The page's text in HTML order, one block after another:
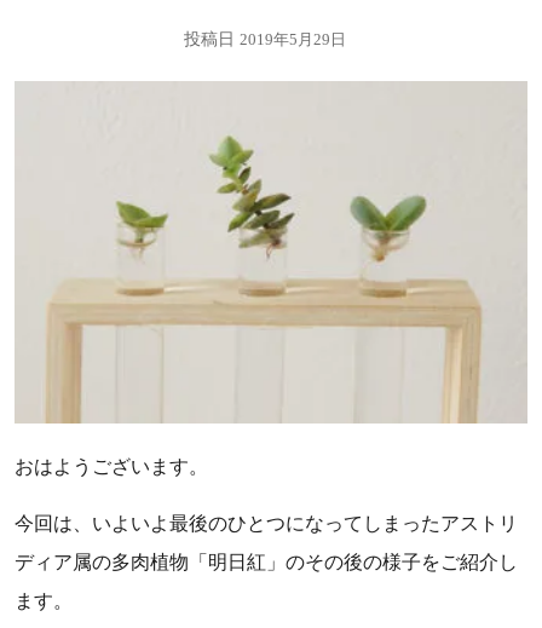
投稿日 2019年5月29日
おはようございます。
今回は、いよいよ最後のひとつになってしまったアストリ
ディア属の多肉植物「明日紅」のその後の様子をご紹介し
ます。